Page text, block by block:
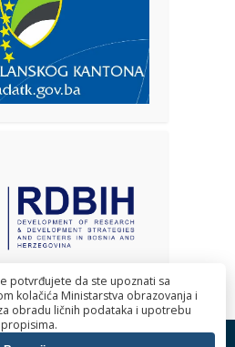
i nauke Tuzlanskog kantona. Sva
potvrđujete da ste upoznati sa
kolačića Ministarstva obrazovanja i
obradu ličnih podataka i upotrebu